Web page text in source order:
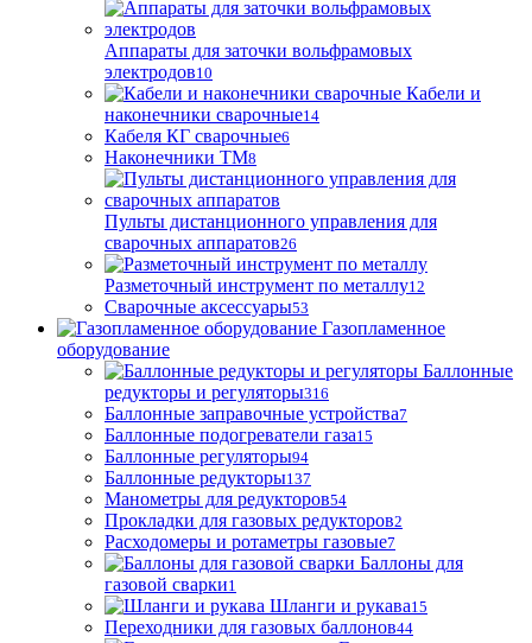
Аппараты для заточки вольфрамовых
электродов10
Кабели и
наконечники сварочные14
Кабеля КГ сварочные6
Наконечники ТМ8
Пульты дистанционного управления для
сварочных аппаратов26
Разметочный инструмент по металлу12
Сварочные аксессуары53
Газопламенное
оборудование
Баллонные
редукторы и регуляторы316
Баллонные заправочные устройства7
Баллонные подогреватели газа15
Баллонные регуляторы94
Баллонные редукторы137
Манометры для редукторов54
Прокладки для газовых редукторов2
Расходомеры и ротаметры газовые7
Баллоны для
газовой сварки1
Шланги и рукава15
Переходники для газовых баллонов44